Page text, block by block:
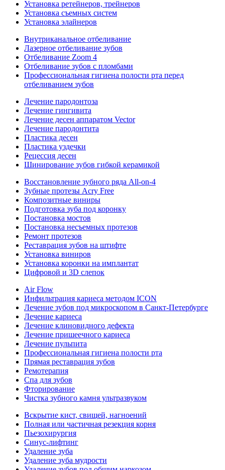
Установка ретейнеров, трейнеров
Установка съемных систем
Установка элайнеров
Внутриканальное отбеливание
Лазерное отбеливание зубов
Отбеливание Zoom 4
Отбеливание зубов с пломбами
Профессиональная гигиена полости рта перед
отбеливанием зубов
Лечение пародонтоза
Лечение гингивита
Лечение десен аппаратом Vector
Лечение пародонтита
Пластика десен
Пластика уздечки
Рецессия десен
Шинирование зубов гибкой керамикой
Восстановление зубного ряда All‑on‑4
Зубные протезы Acry Free
Композитные виниры
Подготовка зуба под коронку
Постановка мостов
Постановка несъемных протезов
Ремонт протезов
Реставрация зубов на штифте
Установка виниров
Установка коронки на имплантат
Цифровой и 3D слепок
Air Flow
Инфильтрация кариеса методом ICON
Лечение зубов под микроскопом в Санкт-Петербурге
Лечение кариеса
Лечение клиновидного дефекта
Лечение пришеечного кариеса
Лечение пульпита
Профессиональная гигиена полости рта
Прямая реставрация зубов
Ремотерапия
Спа для зубов
Фторирование
Чистка зубного камня ультразвуком
Вскрытие кист, свищей, нагноений
Полная или частичная резекция корня
Пьезохирургия
Синус-лифтинг
Удаление зуба
Удаление зуба мудрости